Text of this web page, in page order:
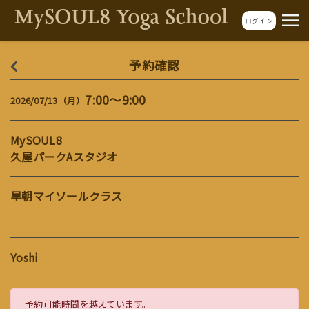
ログイン
予約確認
2026/07/13（月） 7:00～9:00
MySOUL8
久屋パークAスタジオ
早朝マイソールクラス
Yoshi
予約可能時間を越えています。